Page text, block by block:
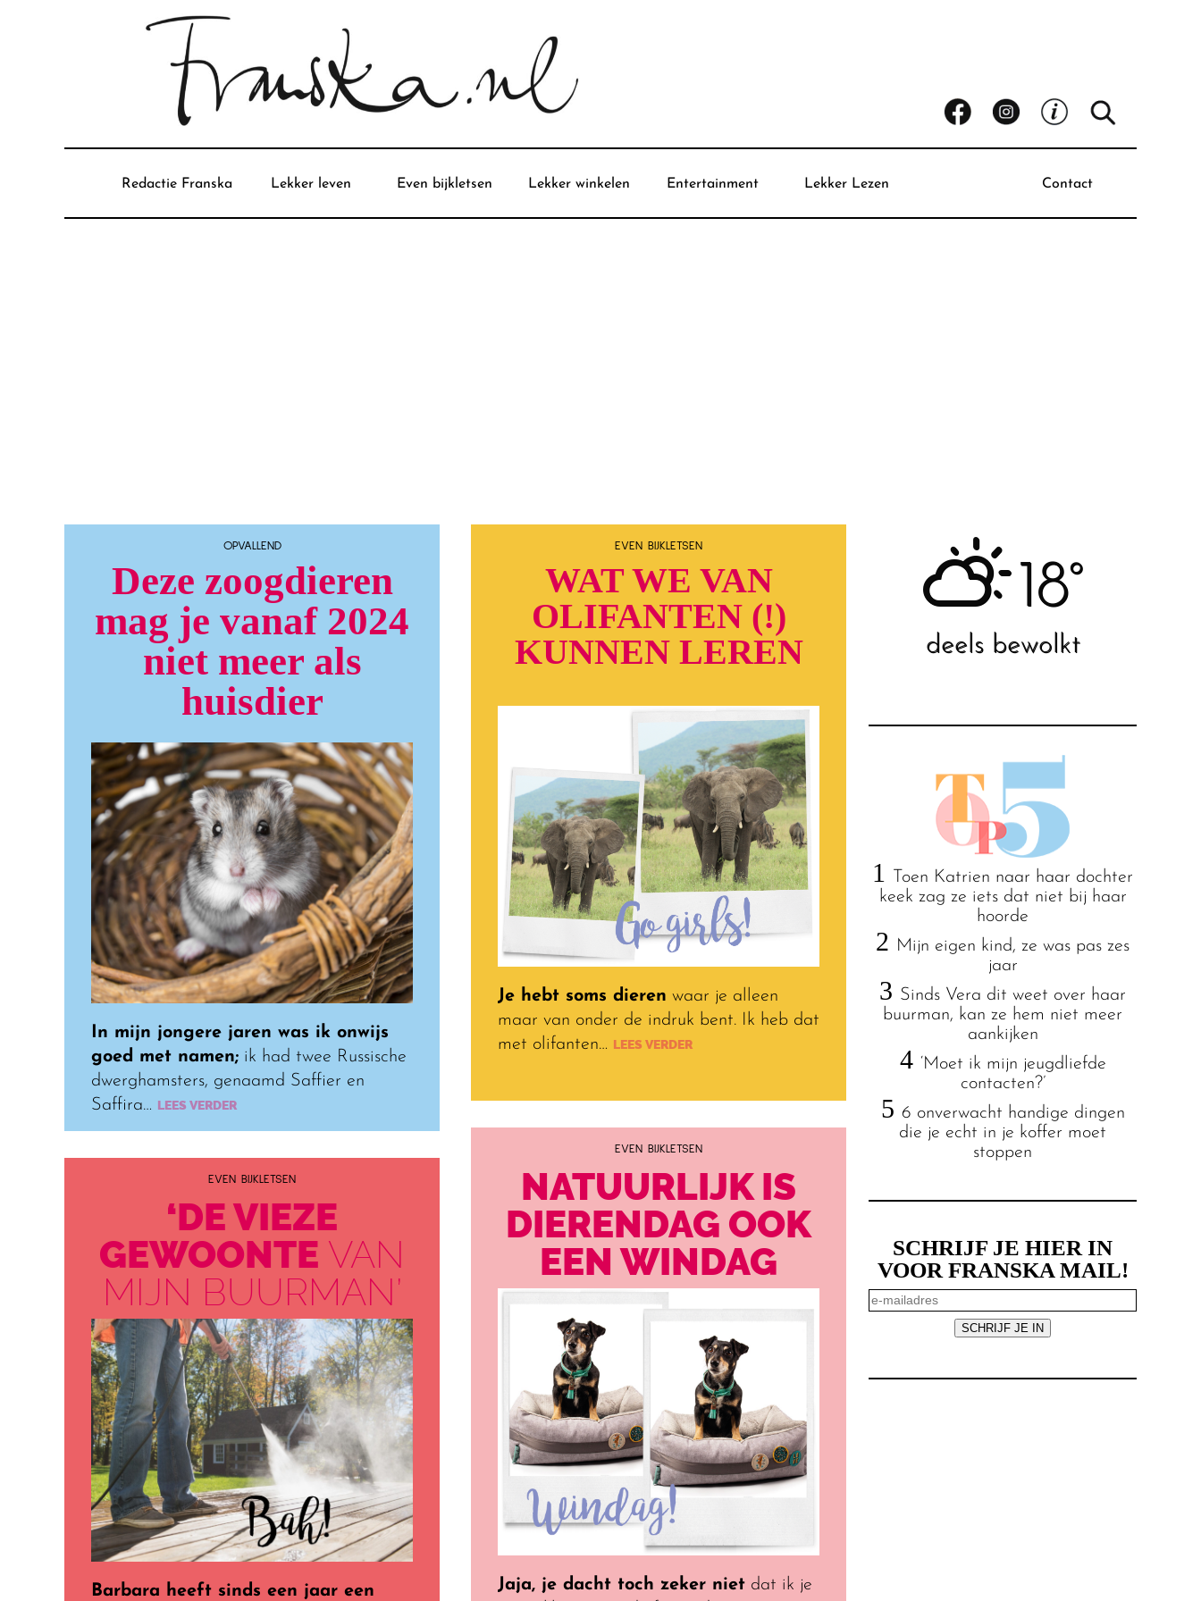
Redactie Franska Lekker leven Even bijkletsen Lekker winkelen Entertainment Lekker Lezen Contact
OPVALLEND
Deze zoogdieren
mag je vanaf 2024
niet meer als
huisdier
In mijn jongere jaren was ik onwijs
goed met namen; ik had twee Russische
dwerghamsters, genaamd Saffier en
Saffira… LEES VERDER
EVEN BIJKLETSEN
‘DE VIEZE
GEWOONTE VAN
MIJN BUURMAN’
Barbara heeft sinds een jaar een
EVEN BIJKLETSEN
WAT WE VAN
OLIFANTEN (!)
KUNNEN LEREN
Je hebt soms dieren waar je alleen
maar van onder de indruk bent. Ik heb dat
met olifanten… LEES VERDER
EVEN BIJKLETSEN
NATUURLIJK IS
DIERENDAG OOK
EEN WINDAG
Jaja, je dacht toch zeker niet dat ik je
18°
deels bewolkt
1
Toen Katrien naar haar dochter
keek zag ze iets dat niet bij haar
hoorde
2 Mijn eigen kind, ze was pas zes
jaar
3 Sinds Vera dit weet over haar
buurman, kan ze hem niet meer
aankijken
4 ‘Moet ik mijn jeugdliefde
contacten?’
5 6 onverwacht handige dingen
die je echt in je koffer moet
stoppen
SCHRIJF JE HIER IN
VOOR FRANSKA MAIL!